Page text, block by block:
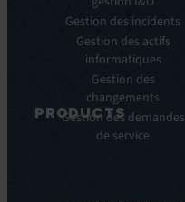
Pulse
PRODUCTS
Gestion des incidents
Gestion des actifs
informatiques
Gestion des
changements
Gestion des demandes
de service